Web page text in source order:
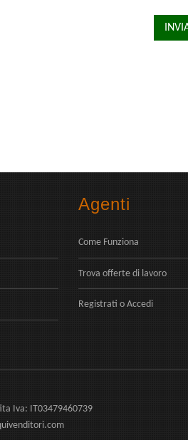
Agenti
Come Funziona
Trova offerte di lavoro
Registrati o Accedi
Iva: IT03479460739